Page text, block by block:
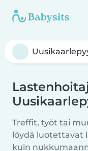
Treffit, työt tai
löydä luotettavat
kuin